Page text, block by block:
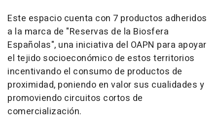
Este espacio cuenta con 7 productos adheridos
a la marca de "Reservas de la Biosfera
Españolas", una iniciativa del OAPN para apoyar
el tejido socioeconómico de estos territorios
incentivando el consumo de productos de
proximidad, poniendo en valor sus cualidades y
promoviendo circuitos cortos de
comercialización.